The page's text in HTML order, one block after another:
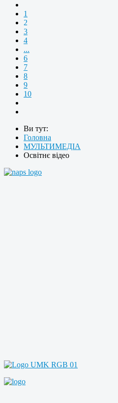
1
2
3
4
...
6
7
8
9
10
Ви тут:
Головна
МУЛЬТИМЕДІА
Освітнє відео